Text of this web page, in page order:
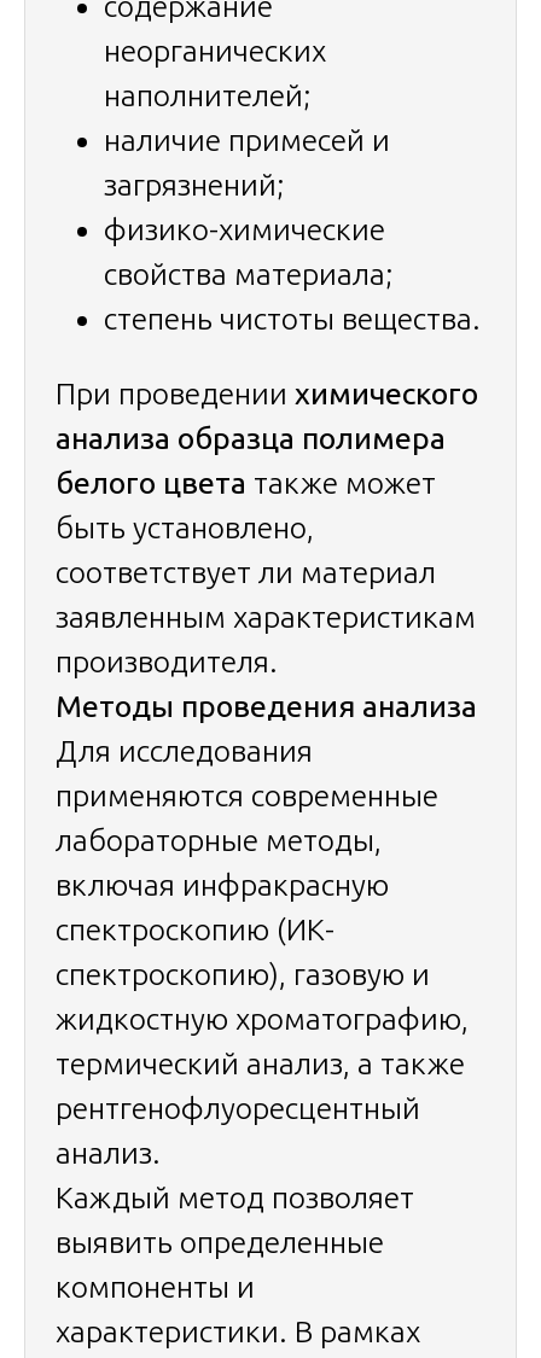
неорганических
наполнителей;
наличие примесей и
загрязнений;
физико-химические
свойства материала;
степень чистоты вещества.
При проведении химического
анализа образца полимера
белого цвета также может
быть установлено,
соответствует ли материал
заявленным характеристикам
производителя.
Методы проведения анализа
Для исследования
применяются современные
лабораторные методы,
включая инфракрасную
спектроскопию (ИК-
спектроскопию), газовую и
жидкостную хроматографию,
термический анализ, а также
рентгенофлуоресцентный
анализ.
Каждый метод позволяет
выявить определенные
компоненты и
характеристики. В рамках